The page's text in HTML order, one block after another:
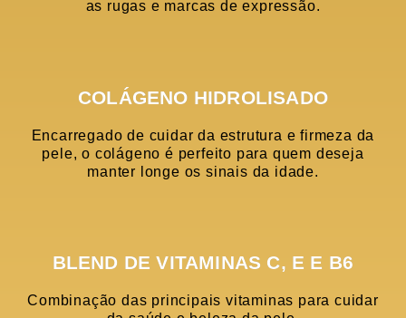
as rugas e marcas de expressão.
COLÁGENO HIDROLISADO
Encarregado de cuidar da estrutura e firmeza da
pele, o colágeno é perfeito para quem deseja
manter longe os sinais da idade.
BLEND DE VITAMINAS C, E E B6
Combinação das principais vitaminas para cuidar